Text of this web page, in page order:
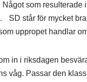
som
SD står för mycket
uppropet handlar
in i riksdagen
våg. Passar den